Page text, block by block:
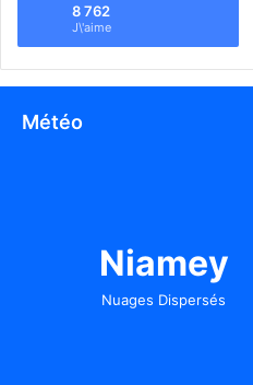
8 762
J\'aime
Météo
Niamey
Nuages Dispersés